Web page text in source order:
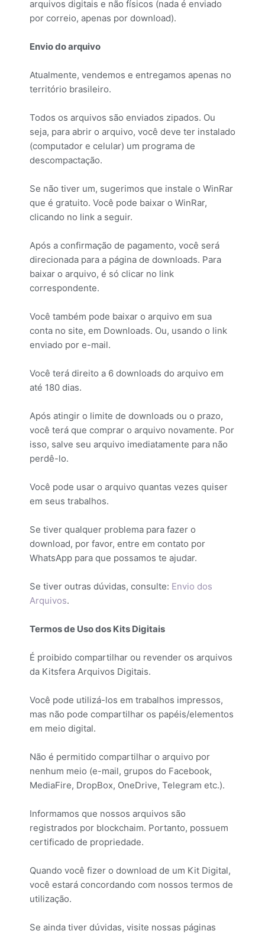
arquivos digitais e não físicos (nada é enviado
por correio, apenas por download).
Envio do arquivo
Atualmente, vendemos e entregamos apenas no
território brasileiro.
Todos os arquivos são enviados zipados. Ou
seja, para abrir o arquivo, você deve ter instalado
(computador e celular) um programa de
descompactação.
Se não tiver um, sugerimos que instale o WinRar
que é gratuito. Você pode baixar o WinRar,
clicando no link a seguir.
Após a confirmação de pagamento, você será
direcionada para a página de downloads. Para
baixar o arquivo, é só clicar no link
correspondente.
Você também pode baixar o arquivo em sua
conta no site, em Downloads. Ou, usando o link
enviado por e-mail.
Você terá direito a 6 downloads do arquivo em
até 180 dias.
Após atingir o limite de downloads ou o prazo,
você terá que comprar o arquivo novamente. Por
isso, salve seu arquivo imediatamente para não
perdê-lo.
Você pode usar o arquivo quantas vezes quiser
em seus trabalhos.
Se tiver qualquer problema para fazer o
download, por favor, entre em contato por
WhatsApp para que possamos te ajudar.
Se tiver outras dúvidas, consulte: Envio dos
Arquivos.
Termos de Uso dos Kits Digitais
É proibido compartilhar ou revender os arquivos
da Kitsfera Arquivos Digitais.
Você pode utilizá-los em trabalhos impressos,
mas não pode compartilhar os papéis/elementos
em meio digital.
Não é permitido compartilhar o arquivo por
nenhum meio (e-mail, grupos do Facebook,
MediaFire, DropBox, OneDrive, Telegram etc.).
Informamos que nossos arquivos são
registrados por blockchaim. Portanto, possuem
certificado de propriedade.
Quando você fizer o download de um Kit Digital,
você estará concordando com nossos termos de
utilização.
Se ainda tiver dúvidas, visite nossas páginas